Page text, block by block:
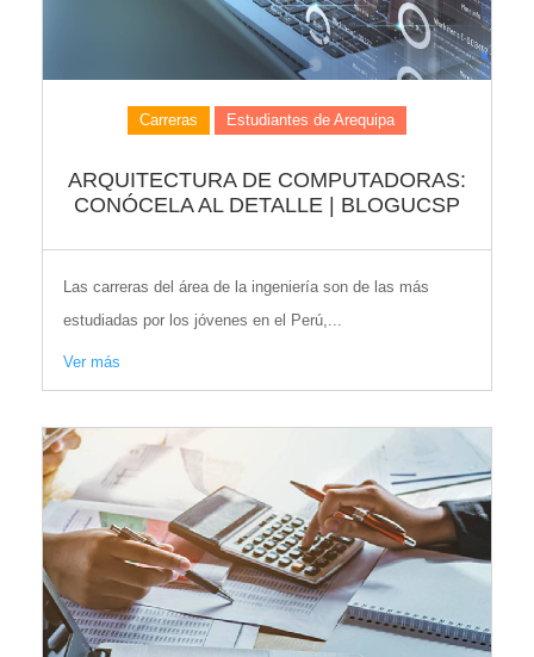
Carreras Estudiantes de Arequipa
ARQUITECTURA DE COMPUTADORAS:
CONÓCELA AL DETALLE | BLOGUCSP
Las carreras del área de la ingeniería son de las más
estudiadas por los jóvenes en el Perú,...
Ver más